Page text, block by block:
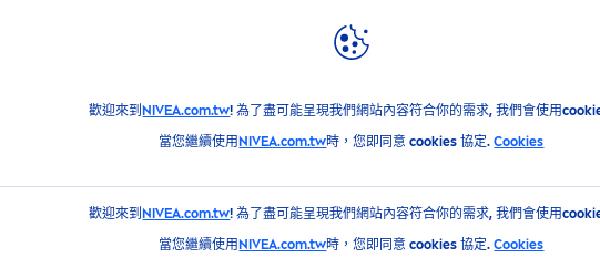
歡迎來到 NIVEA.com.tw! 為了盡可能呈現我們網站內容符合你的需求, 我們會使用
當您繼續使用 NIVEA.com.tw時，您即同意 cookies 協定.Cookies
歡迎來到 NIVEA.com.tw! 為了盡可能呈現我們網站內容符合你的需求, 我們會使用
當您繼續使用 NIVEA.com.tw時，您即同意 cookies 協定.Cookies
LUMINOUS630淡斑煥白
1瓶三效，防曬x抗斑x妝